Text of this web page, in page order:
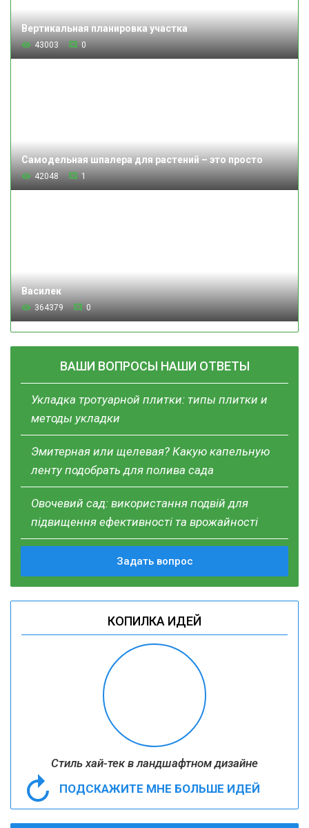
Вертикальная планировка участка
43003 0
Самодельная шпалера для растений – это просто
42048 1
Василек
364379 0
ВАШИ ВОПРОСЫ НАШИ ОТВЕТЫ
Укладка тротуарной плитки: типы плитки и
методы укладки
Эмитерная или щелевая? Какую капельную
ленту подобрать для полива сада
Овочевий сад: використання подвій для
підвищення ефективності та врожайності
Задать вопрос
КОПИЛКА ИДЕЙ
Стиль хай-тек в ландшафтном дизайне
ПОДСКАЖИТЕ МНЕ БОЛЬШЕ ИДЕЙ